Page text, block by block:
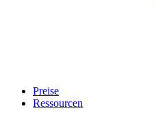
Preise
Ressourcen